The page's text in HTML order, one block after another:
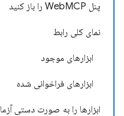
پنل WebMCP را باز کنید
نمای کلی رابط
ابزارهای موجود
ابزارهای فراخوانی شده
ابزارها را به صورت دستی